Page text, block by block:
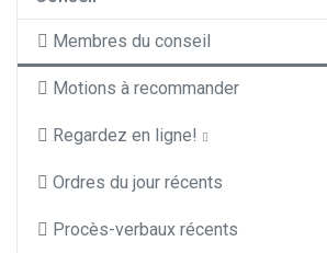
Membres du conseil
Motions à recommander
Regardez en ligne!
Ordres du jour récents
Procès-verbaux récents